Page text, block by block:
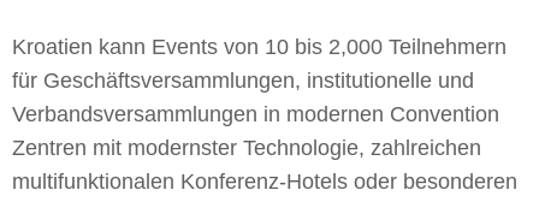
Kroatien kann Events von 10 bis 2,000 Teilnehmern
für Geschäftsversammlungen, institutionelle und
Verbandsversammlungen in modernen Convention
Zentren mit modernster Technologie, zahlreichen
multifunktionalen Konferenz-Hotels oder besonderen